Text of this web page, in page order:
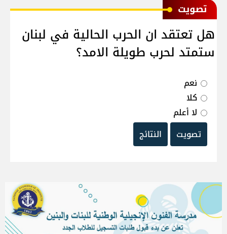
ﺗﺼﻮﻳﺖ
هل تعتقد ان الحرب الحالية في لبنان
ستمتد لحرب طويلة الامد؟
نعم
كلا
لا أعلم
تصويت
النتائج